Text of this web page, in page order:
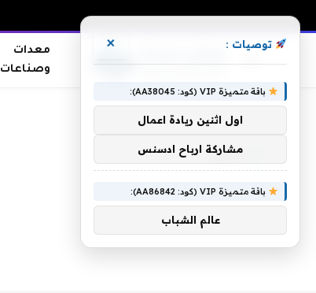
معدات
وصناعات
الدمى
توصيات : ×
باقة متميزة VIP (كود: AA38045):
اول اثنين ريادة اعمال
مشاركة ارباح ادسنس
باقة متميزة VIP (كود: AA86842):
عالم الشباب